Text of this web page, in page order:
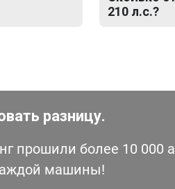
210 л.с.?
разницу.
прошили более 10 000
машины!